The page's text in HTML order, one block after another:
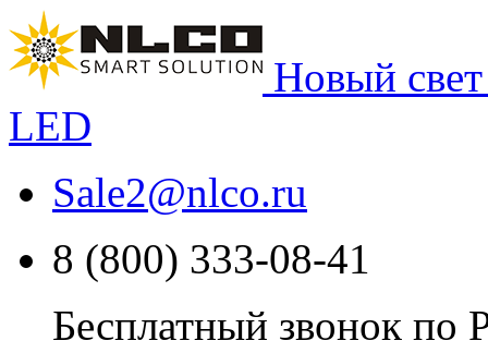
Новый
LED
Sale2@nlco.ru
8 (800) 333-08-41
Бесплатный звонок по